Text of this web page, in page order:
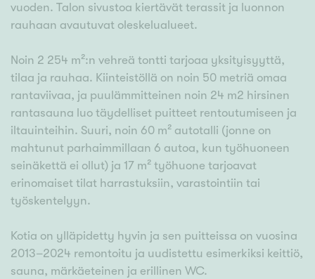
vuoden. Talon sivustoa kiertävät terassit ja luonnon
rauhaan avautuvat oleskelualueet.
Noin 2 254 m²:n vehreä tontti tarjoaa yksityisyyttä,
tilaa ja rauhaa. Kiinteistöllä on noin 50 metriä omaa
rantaviivaa, ja puulämmitteinen noin 24 m2 hirsinen
rantasauna luo täydelliset puitteet rentoutumiseen ja
iltauinteihin. Suuri, noin 60 m² autotalli (jonne on
mahtunut parhaimmillaan 6 autoa, kun työhuoneen
seinäkettä ei ollut) ja 17 m² työhuone tarjoavat
erinomaiset tilat harrastuksiin, varastointiin tai
työskentelyyn.
Kotia on ylläpidetty hyvin ja sen puitteissa on vuosina
2013–2024 remontoitu ja uudistettu esimerkiksi keittiö,
sauna, märkäeteinen ja erillinen WC.